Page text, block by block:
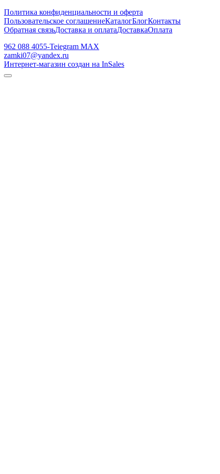
Политика конфиденциальности и оферта
Пользовательское соглашениеКаталогБлогКонтакты
Обратная связьДоставка и оплатаДоставкаОплата
962 088 4055-Teiegram МАХ
zamki07@yandex.ru
Интернет-магазин создан на InSales